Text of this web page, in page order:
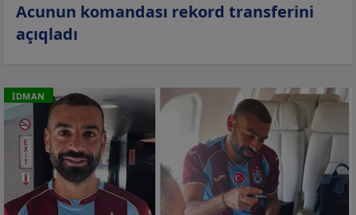
Acunun komandası rekord transferini
açıqladı
İDMAN